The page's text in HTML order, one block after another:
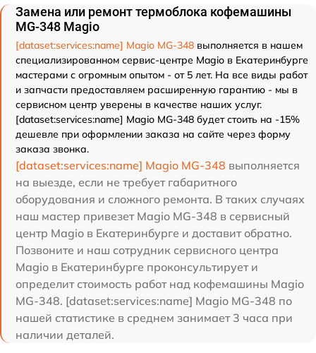
Замена или ремонт термоблока кофемашины
MG-348 Magio
[dataset:services:name] Magio MG-348 выполняется в нашем
специализированном сервис-центре Magio в Екатеринбурге
мастерами с огромным опытом - от 5 лет. На все виды работ
и запчасти предоставляем расширенную гарантию - мы в
сервисном центр уверены в качестве наших услуг.
[dataset:services:name] Magio MG-348 будет стоить на -15%
дешевле при оформлении заказа на сайте через форму
заказа звонка.
[dataset:services:name] Magio MG-348 выполняется
на выезде, если не требует габаритного
оборудования и сложного ремонта. В таких случаях
наш мастер привезет Magio MG-348 в сервисный
центр Magio в Екатеринбурге и доставит обратно.
Позвоните и наш сотрудник сервисного центра
Magio в Екатеринбурге проконсультирует и
определит стоимость работ над кофемашины Magio
MG-348. [dataset:services:name] Magio MG-348 по
нашей статистике в среднем занимает 3 часа при
наличии деталей.